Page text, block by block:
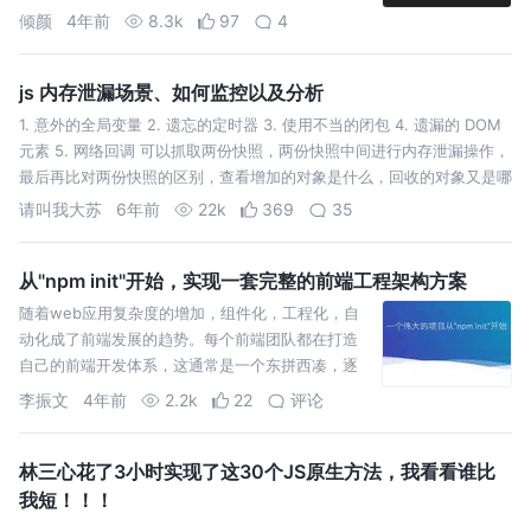
记录分享一下~
倾颜 4年前 8.3k 97 4
js 内存泄漏场景、如何监控以及分析
1. 意外的全局变量 2. 遗忘的定时器 3. 使用不当的闭包 4. 遗漏的 DOM
元素 5. 网络回调 可以抓取两份快照，两份快照中间进行内存泄漏操作，
最后再比对两份快照的区别，查看增加的对象是什么，回收的对象又是哪
些，如上图。
请叫我大苏 6年前 22k 369 35
从"npm init"开始，实现一套完整的前端工程架构方案
随着web应用复杂度的增加，组件化，工程化，自
动化成了前端发展的趋势。每个前端团队都在打造
自己的前端开发体系，这通常是一个东拼西凑，逐
渐磨合的过程，那究竟一套完整的前端工程化方案
李振文 4年前 2.2k 22 评论
林三心花了3小时实现了这30个JS原生方法，我看看谁比
我短！！！